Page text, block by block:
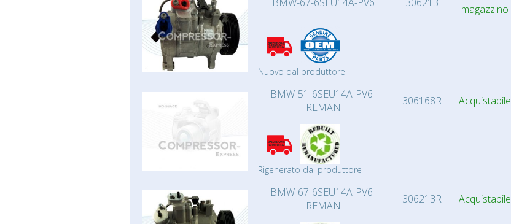
magazzino
Nuovo dal produttore
BMW-51-6SEU14A-PV6-
REMAN
306168R Acquistabile
Rigenerato dal produttore
BMW-67-6SEU14A-PV6-
REMAN
306213R Acquistabile